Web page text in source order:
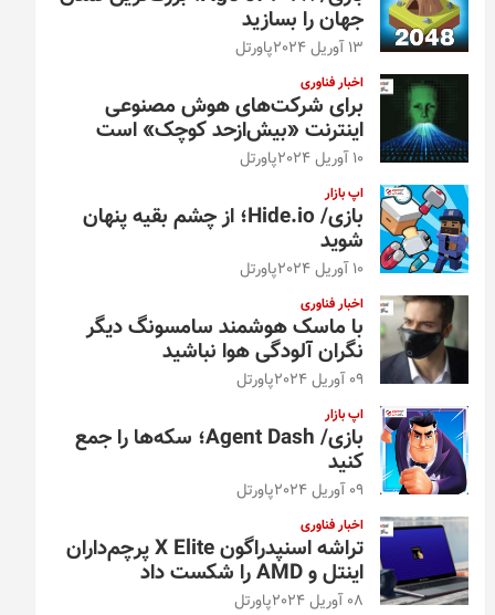
جهان را بسازید
13 آوریل 2024 پاورتل
اخبار فناوری
برای شرکت‌های هوش مصنوعی
اینترنت «بیش‌از‌حد کوچک» است
10 آوریل 2024 پاورتل
اپ بازار
بازی/ Hide.io؛ از چشم بقیه پنهان
شوید
10 آوریل 2024 پاورتل
اخبار فناوری
با ماسک هوشمند سامسونگ دیگر
نگران آلودگی هوا نباشید
09 آوریل 2024 پاورتل
اپ بازار
بازی/ Agent Dash؛ سکه‌ها را جمع
کنید
09 آوریل 2024 پاورتل
اخبار فناوری
تراشه اسنپدراگون X Elite پرچم‌داران
اینتل و AMD را شکست داد
08 آوریل 2024 پاورتل